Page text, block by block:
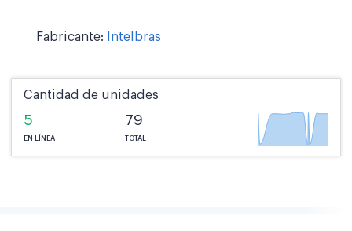
Fabricante: Intelbras
Cantidad de unidades
5
EN LÍNEA
79
TOTAL